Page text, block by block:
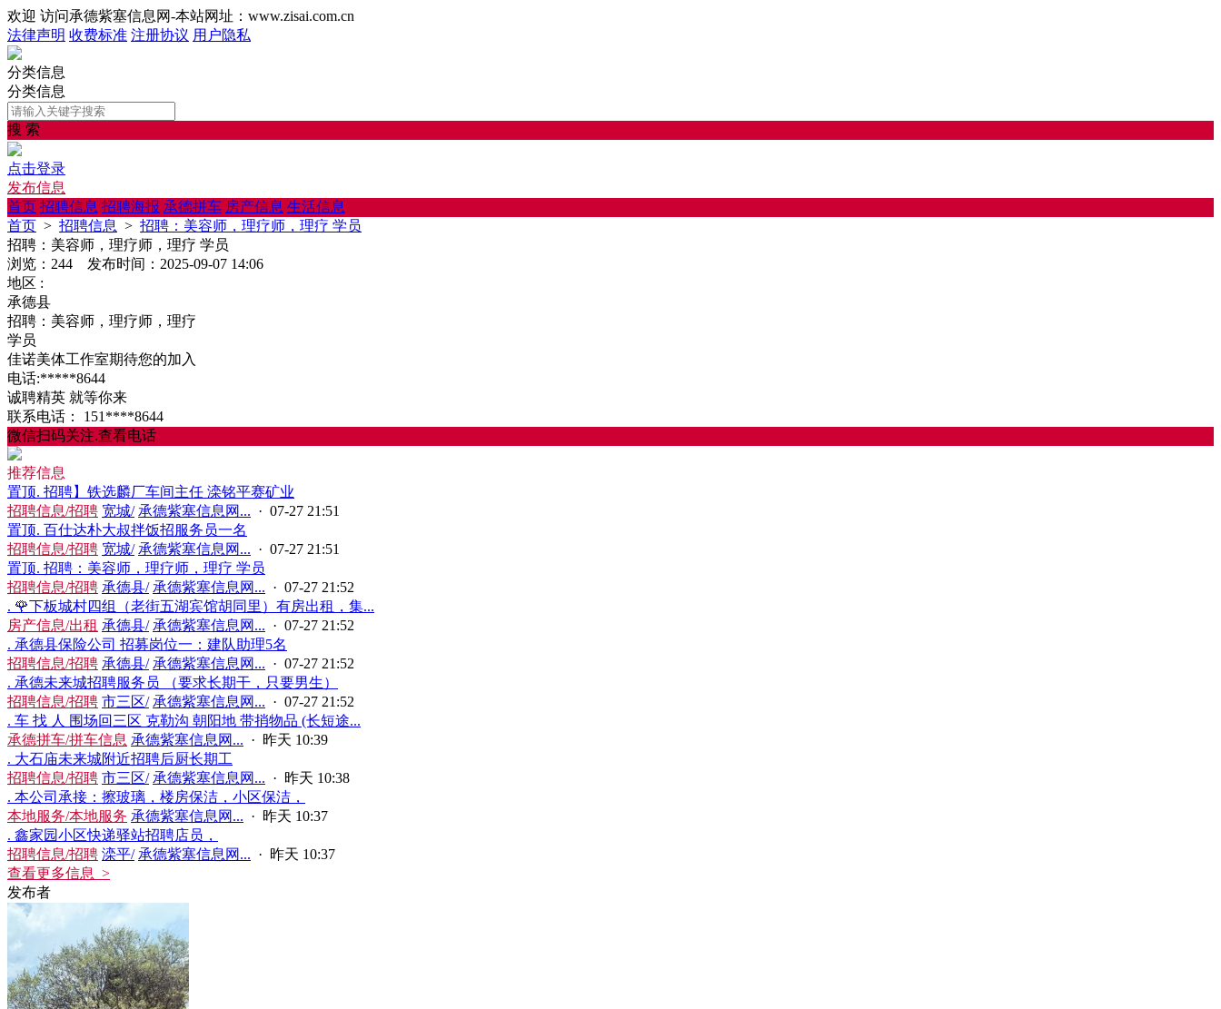
欢迎 访问承德紫塞信息网-本站网址：www.zisai.com.cn
法律声明 收费标准 注册协议 用户隐私
分类信息
分类信息
搜 索
点击登录
发布信息
首页 招聘信息 招聘海报 承德拼车 房产信息 生活信息
首页 > 招聘信息 > 招聘：美容师，理疗师，理疗 学员
招聘：美容师，理疗师，理疗 学员
浏览：244 发布时间：2025-09-07 14:06
地区 :
承德县
招聘：美容师，理疗师，理疗
学员
佳诺美体工作室期待您的加入
电话:*****8644
诚聘精英 就等你来
联系电话：
151****8644
微信扫码关注.查看电话
推荐信息
置顶. 招聘】铁选麟‬厂车间主任 滦铭平‬赛矿业
招聘信息/招聘 宽城/ 承德紫塞信息网... · 07-27 21:51
置顶. 百仕达朴大叔拌饭招服务员一名
招聘信息/招聘 宽城/ 承德紫塞信息网... · 07-27 21:51
置顶. 招聘：美容师，理疗师，理疗 学员
招聘信息/招聘 承德县/ 承德紫塞信息网... · 07-27 21:52
. 🌹下板城村四组（老街五湖宾馆胡同里）有房出租，集...
房产信息/出租 承德县/ 承德紫塞信息网... · 07-27 21:52
. 承德县保险公司 招募岗位一：建队助理5名
招聘信息/招聘 承德县/ 承德紫塞信息网... · 07-27 21:52
. 承德未来城招聘服务员 （要求长期干，只要男生）
招聘信息/招聘 市三区/ 承德紫塞信息网... · 07-27 21:52
. 车 找 人 围场回三区 克勒沟 朝阳地 带捎物品 (长短途...
承德拼车/拼车信息 承德紫塞信息网... · 昨天 10:39
. 大石庙未来城附近招聘后厨长期工
招聘信息/招聘 市三区/ 承德紫塞信息网... · 昨天 10:38
. 本公司承接：擦玻璃，楼房保洁，小区保洁，
本地服务/本地服务 承德紫塞信息网... · 昨天 10:37
. 鑫家园小区快递驿站招聘店员，
招聘信息/招聘 滦平/ 承德紫塞信息网... · 昨天 10:37
查看更多信息 >
发布者